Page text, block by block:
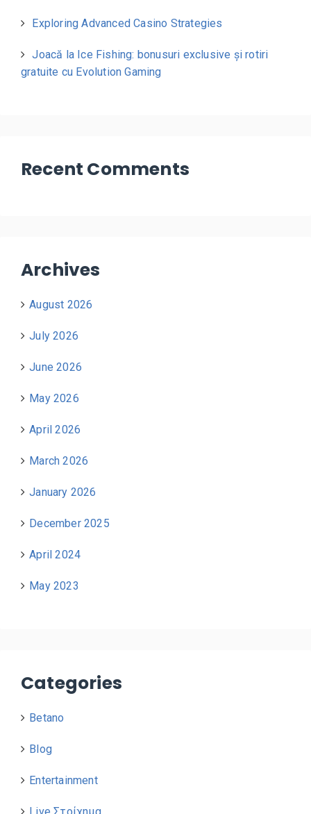
Exploring Advanced Casino Strategies
Joacă la Ice Fishing: bonusuri exclusive și rotiri
gratuite cu Evolution Gaming
Recent Comments
Archives
August 2026
July 2026
June 2026
May 2026
April 2026
March 2026
January 2026
December 2025
April 2024
May 2023
Categories
Betano
Blog
Entertainment